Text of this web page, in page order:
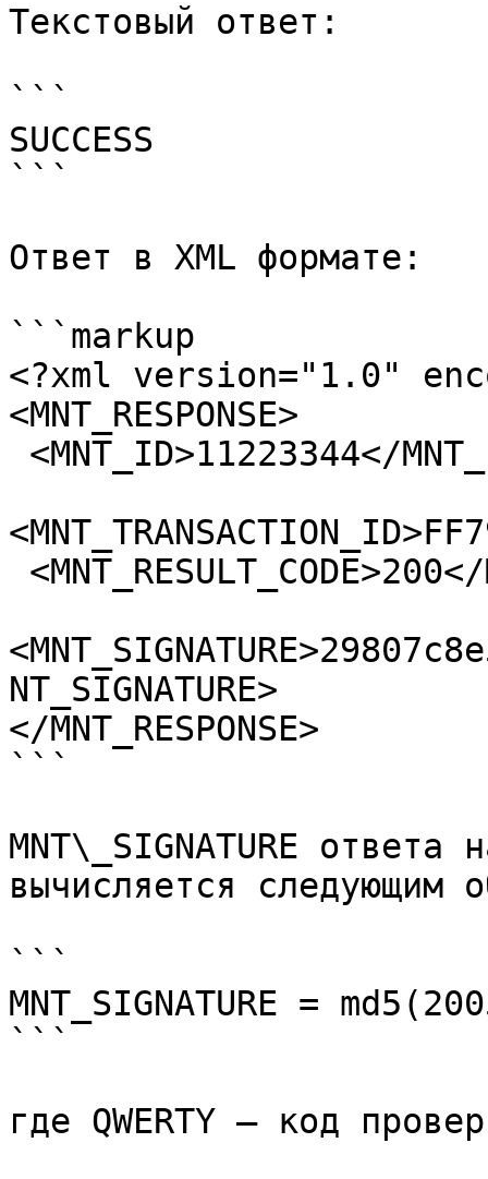
Текстовый ответ:
```
SUCCESS
```
Ответ в XML формате:
```markup
<?xml version="1.0"
<MNT_RESPONSE>
NT_SIGNATURE>
</MNT_RESPONSE>
```
MNT\_SIGNATURE
вычисляется следующим
```
MNT_SIGNATURE =
```
где QWERTY – код